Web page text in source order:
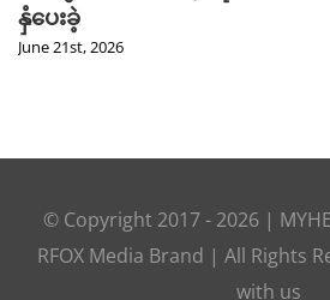
နှံပေးခဲ့
June 21st, 2026
© Copyright 2017 - 2026 |
RFOX Media Brand | All Rights
with us